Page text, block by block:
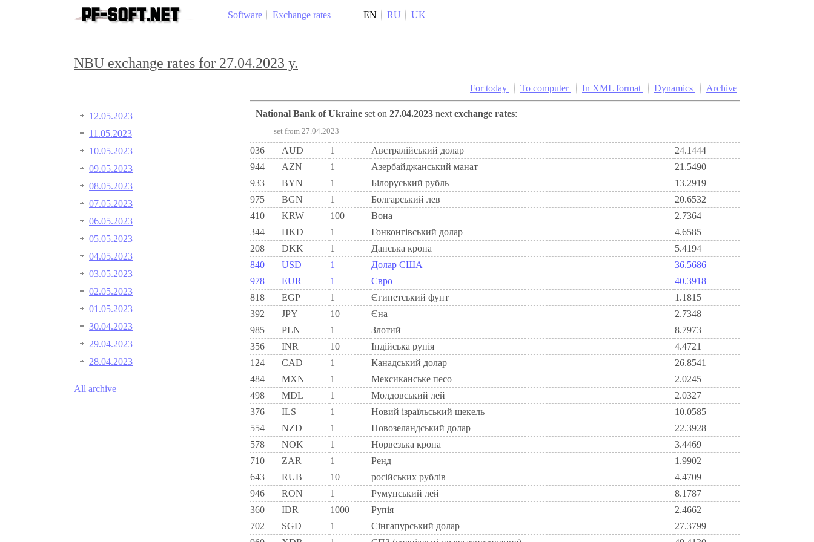
Software Exchange rates EN RU UK
NBU exchange rates for 27.04.2023 y.
12.05.2023
11.05.2023
10.05.2023
09.05.2023
08.05.2023
07.05.2023
06.05.2023
05.05.2023
04.05.2023
03.05.2023
02.05.2023
01.05.2023
30.04.2023
29.04.2023
28.04.2023
All archive
For today To computer In XML format Dynamics Archive
National Bank of Ukraine set on 27.04.2023 next exchange rates:
set from 27.04.2023
036 AUD 1 Австралійський долар
24.1444
944
AZN 1 Азербайджанський манат
21.5490
933
BYN 1 Бiлоруський рубль
13.2919
975
BGN 1 Болгарський лев
20.6532
410
KRW 100 Вона
2.7364
344
HKD 1 Гонконгівський долар
4.6585
208
DKK 1 Данська крона
5.4194
840
USD 1 Долар США
36.5686
978
EUR 1 Євро
40.3918
818
EGP 1 Єгипетський фунт
1.1815
392
JPY 10 Єна
2.7348
985
PLN 1 Злотий
8.7973
356
INR 10 Індійська рупія
4.4721
124
CAD 1 Канадський долар
26.8541
484
MXN 1 Мексиканське песо
2.0245
498
MDL 1 Молдовський лей
2.0327
376
ILS 1 Новий ізраїльський шекель
10.0585
554
NZD 1 Новозеландський долар
22.3928
578
NOK 1 Норвезька крона
3.4469
710
ZAR 1 Ренд
1.9902
643
RUB 10 російських рублів
4.4709
946
RON 1 Румунський лей
8.1787
360
IDR 1000 Рупія
2.4662
702
SGD 1 Сінгапурський долар
27.3799